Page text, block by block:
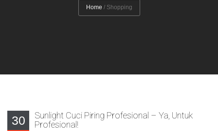
Home / Shopping
30
Sunlight Cuci Piring Profesional – Ya, Untuk
Profesional!